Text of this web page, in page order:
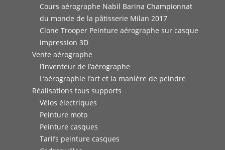
Cours aérographe Nabil Barina Championnat
du monde de la pâtisserie Milan 2017
Clone Trooper Peinture aérographe sur casque
impression 3D
Vente aérographe
l’inventeur de l’aérographe
L’aérographie l’art et la manière de peindre
Réalisations tous supports
Vélos électriques
Peinture moto
Peinture casques
Tarifs peinture casques